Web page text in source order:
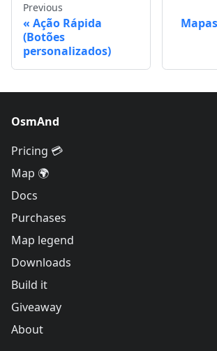
Previous
Ação Rápida
(Botões
personalizados)
OsmAnd
Pricing 💳
Map 🌍
Docs
Purchases
Map legend
Downloads
Build it
Giveaway
About